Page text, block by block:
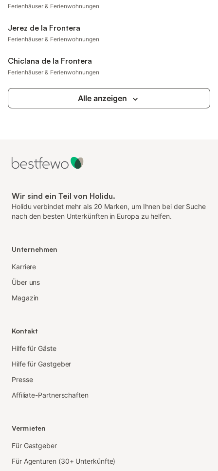
Ferienhäuser & Ferienwohnungen
Jerez de la Frontera
Ferienhäuser & Ferienwohnungen
Chiclana de la Frontera
Ferienhäuser & Ferienwohnungen
Alle anzeigen
Wir sind ein Teil von Holidu.
Holidu verbindet mehr als 20 Marken, um Ihnen bei der Suche
nach den besten Unterkünften in Europa zu helfen.
Unternehmen
Karriere
Über uns
Magazin
Kontakt
Hilfe für Gäste
Hilfe für Gastgeber
Presse
Affiliate-Partnerschaften
Vermieten
Für Gastgeber
Für Agenturen (30+ Unterkünfte)